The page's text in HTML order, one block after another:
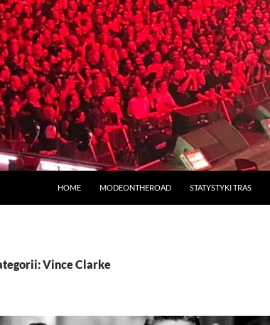
HOME MODEONTHEROAD STATYSTYKI TRAS
Vince Clarke